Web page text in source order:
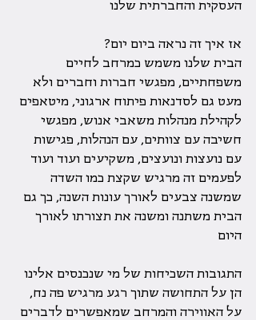
העסקית והחברתית שלנו
אז איך זה נראה ביום יום?
הבית שלנו משמש כמרחב לחיים
משפחתיים, מפגשי חברות וחברים ולא
מעט גם לסדנאות פיתוח ארגוני, מיטאפים
לקהילת מנהלות משאבי אנוש, מפגשי
חשיבה עם צוותים, עם הנהלות, פגישות
עם נועצות ונועצים, משקיעים ועוד ועוד
לפעמים זה מרגיש שקצת כמו השדה
שמשנה צבעים לאורך עונות השנה, כך גם
הבית משתנה ומשנה את תצורתו לאורך
היום
התגובות השכיחות של מי שנכנסים אלינו
הן על התחושה שתוך רגע מרגיש פה נח,
על האווירה והמרחב שמאפשרים לדברים